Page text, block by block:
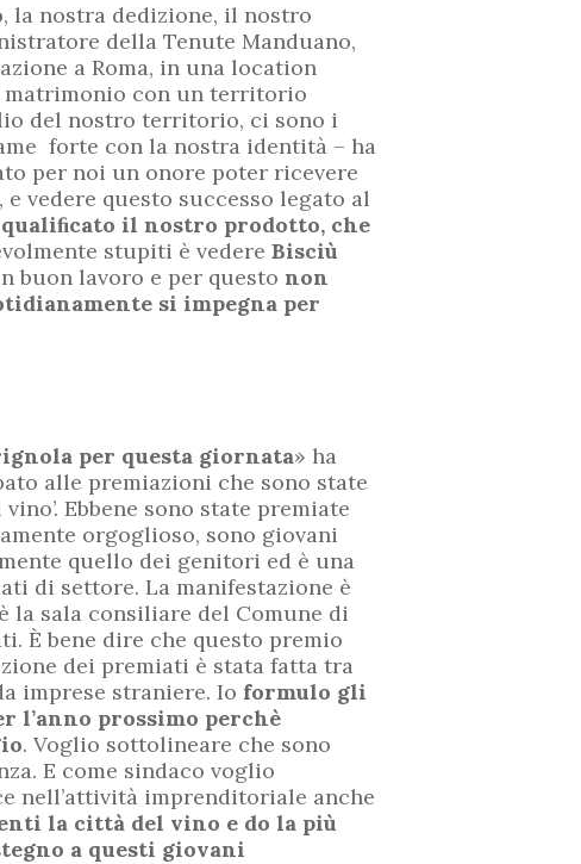
, la nostra dedizione, il nostro
della Tenute Manduano,
a Roma, in una location
con un territorio
del nostro territorio, ci sono i
forte con la nostra identità – ha
per noi un onore poter ricevere
vedere questo successo legato al
ﬁcato il nostro prodotto, che
stupiti è vedere Bisciù
buon lavoro e per questo non
si impegna per
per questa giornata» ha
alle premiazioni che sono state
Ebbene sono state premiate
orgoglioso, sono giovani
quello dei genitori ed è una
di settore. La manifestazione è
la sala consiliare del Comune di
È bene dire che questo premio
dei premiati è stata fatta tra
imprese straniere. Io formulo gli
l’anno prossimo perchè
. Voglio sottolineare che sono
E come sindaco voglio
nell’attività imprenditoriale anche
la città del vino e do la più
a questi giovani